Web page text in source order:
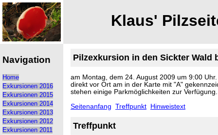
Klaus'
Navigation
Home
Exkursionen 2016
Exkursionen 2015
Exkursionen 2014
Exkursionen 2013
Exkursionen 2012
Exkursionen 2011
Pilzexkursion in den Sickter Wald
am Montag, dem 24. August 2009 um 9:00
direkt vor Ort am in der Karte mit "A"
stehen einige Parkmöglichkeiten zur Verfügung.
Seitenanfang Treffpunkt Hinweistext
Treffpunkt